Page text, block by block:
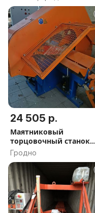
область
24 505 р.
Маятниковый
торцовочный станок
МТС-650
Гродно